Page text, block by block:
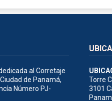
al Corretaje
de Panamá,
Número PJ-
Torre
3101